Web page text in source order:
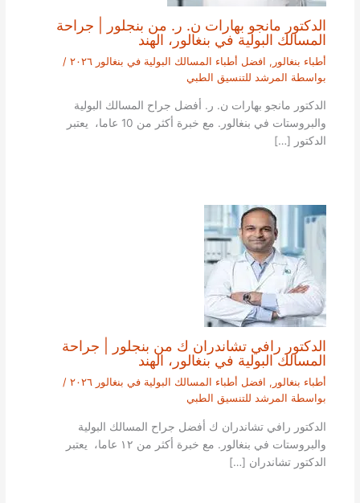
الدكتور مانجو بهارات ن. ر. من بنجلور | جراحة
المسالك البولية في بنغالور، الهند
أطباء بنغالور , افضل أطباء المسالك البولية في بنغالور ٢٠٢٦
/
بواسطة المرشد للتنسيق الطبي
الدكتور مانجو بهارات ن. ر. أفضل جراح المسالك البولية
والبروستات في بنغالور. مع خبرة أكثر من 10 عاما، يعتبر
الدكتور […]
الدكتور رافي تشاندران ك من بنجلور | جراحة
المسالك البولية في بنغالور، الهند
أطباء بنغالور , افضل أطباء المسالك البولية في بنغالور ٢٠٢٦
/
بواسطة المرشد للتنسيق الطبي
الدكتور رافي تشاندران ك أفضل جراح المسالك البولية
والبروستات في بنغالور. مع خبرة أكثر من ١٢ عاما، يعتبر
الدكتور تشاندران […]